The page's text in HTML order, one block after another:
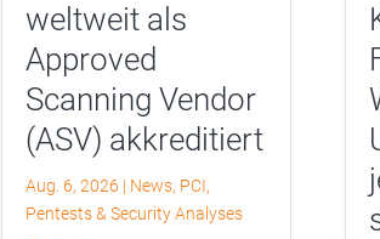
weltweit als
Approved
Scanning Vendor
(ASV) akkreditiert
Aug. 6, 2026 | News, PCI,
Pentests & Security Analyses